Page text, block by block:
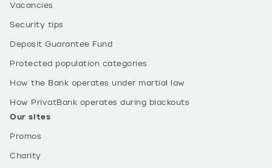
Vacancies
Security tips
Deposit Guarantee Fund
Protected population categories
How the Bank operates under martial law
How PrivatBank operates during blackouts
Our sites
Promos
Charity